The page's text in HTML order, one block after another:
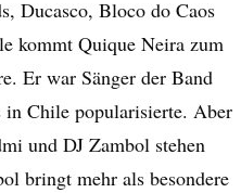
Ducasco, Bloco do Caos
kommt Quique Neira zum
Er war Sänger der Band
in Chile popularisierte. Aber
und DJ Zambol stehen
bringt mehr als besondere